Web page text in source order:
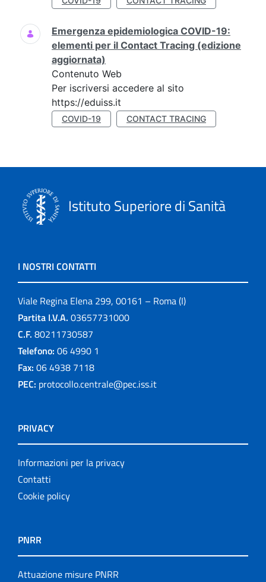
Emergenza epidemiologica COVID-19:
elementi per il Contact Tracing (edizione
aggiornata)
Contenuto Web
Per iscriversi accedere al sito
https://eduiss.it
COVID-19 CONTACT TRACING
Istituto Superiore di Sanità
I NOSTRI CONTATTI
Viale Regina Elena 299, 00161 – Roma (I)
Partita I.V.A. 03657731000
C.F. 80211730587
Telefono: 06 4990 1
Fax: 06 4938 7118
PEC: protocollo.centrale@pec.iss.it
PRIVACY
Informazioni per la privacy
Contatti
Cookie policy
PNRR
Attuazione misure PNRR